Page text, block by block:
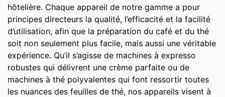
hôtelière. Chaque appareil de notre gamme a pour
principes directeurs la qualité, l’efficacité et la facilité
d’utilisation, afin que la préparation du café et du thé
soit non seulement plus facile, mais aussi une véritable
expérience. Qu’il s’agisse de machines à expresso
robustes qui délivrent une crème parfaite ou de
machines à thé polyvalentes qui font ressortir toutes
les nuances des feuilles de thé, nos appareils visent à